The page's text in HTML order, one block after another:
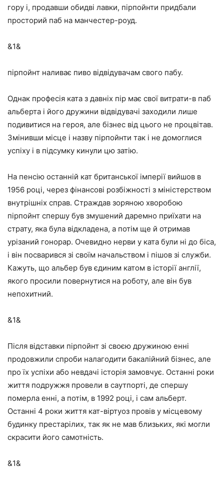
гору і, продавши обидві лавки, пірпойнти придбали
просторий паб на манчестер-роуд.
&1&
пірпойнт наливає пиво відвідувачам свого пабу.
Однак професія ката з давніх пір має свої витрати-в паб
альберта і його дружини відвідувачі заходили лише
подивитися на героя, але бізнес від цього не процвітав.
Змінивши місце і назву пірпойнти так і не домоглися
успіху і в підсумку кинули цю затію.
На пенсію останній кат британської імперії вийшов в
1956 році, через фінансові розбіжності з міністерством
внутрішніх справ. Страждав зоряною хворобою
пірпойнт спершу був змушений даремно приїхати на
страту, яка була відкладена, а потім ще й отримав
урізаний гонорар. Очевидно нерви у ката були ні до біса,
і він посварився зі своїм начальством і пішов зі служби.
Кажуть, що альбер був єдиним катом в історії англії,
якого просили повернутися на роботу, але він був
непохитний.
&1&
Після відставки пірпойнт зі своєю дружиною енні
продовжили спроби налагодити бакалійний бізнес, але
про їх успіхи або невдачі історія замовчує. Останні роки
життя подружжя провели в саутпорті, де спершу
померла енні, а потім, в 1992 році, і сам альберт.
Останні 4 роки життя кат-віртуоз провів у місцевому
будинку престарілих, так як не мав близьких, які могли
скрасити його самотність.
&1&